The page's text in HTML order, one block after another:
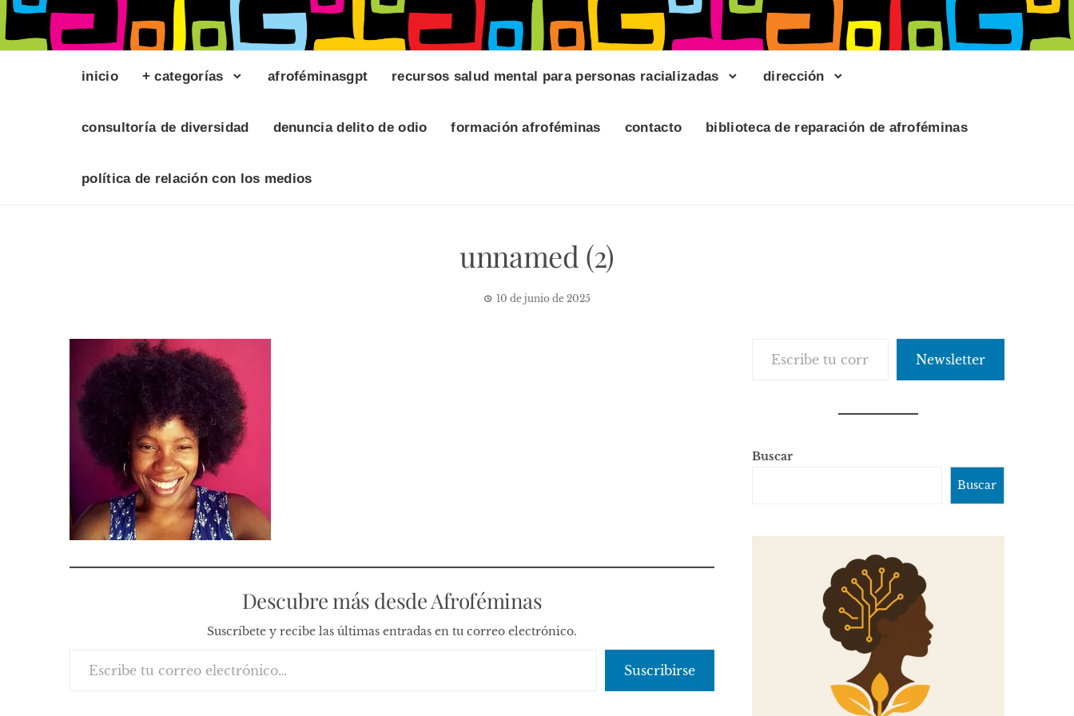
inicio + categorías afroféminasgpt recursos salud mental para personas racializadas dirección
consultoría de diversidad denuncia delito de odio formación afroféminas contacto biblioteca de reparación de afroféminas
política de relación con los medios
unnamed (2)
10 de junio de 2025
Descubre más desde Afroféminas
Suscríbete y recibe las últimas entradas en tu correo electrónico.
Suscribirse
Newsletter
Buscar
Buscar